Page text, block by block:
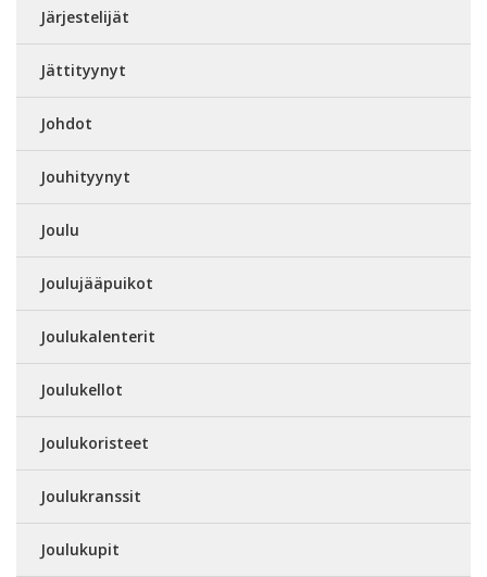
Järjestelijät
Jättityynyt
Johdot
Jouhityynyt
Joulu
Joulujääpuikot
Joulukalenterit
Joulukellot
Joulukoristeet
Joulukranssit
Joulukupit